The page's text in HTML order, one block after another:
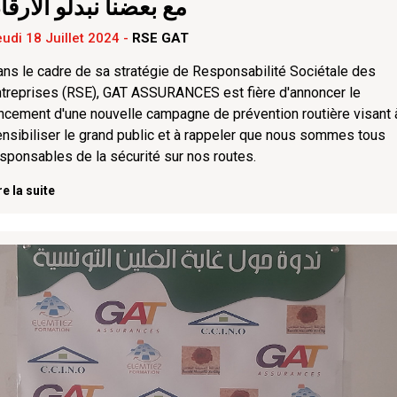
مع بعضنا نبدلو
18 Juillet 2024 - RSE GAT
le cadre de sa stratégie de Responsabilité Sociétale des
(RSE), GAT ASSURANCES est fière d'annoncer le
d'une nouvelle campagne de prévention routière visant
le grand public et à rappeler que nous sommes tous
de la sécurité sur nos routes.
la suite